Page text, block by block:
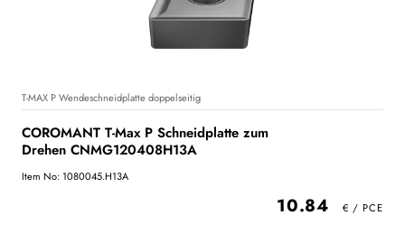
T-MAX P Wendeschneidplatte doppelseitig
COROMANT T-Max P Schneidplatte zum
Drehen CNMG120408H13A
Item No: 1080045.H13A
10.84